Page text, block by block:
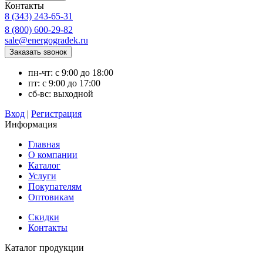
Контакты
8 (343) 243-65-31
8 (800) 600-29-82
sale@energogradek.ru
пн-чт: с 9:00 до 18:00
пт: с 9:00 до 17:00
сб-вс: выходной
Вход | Регистрация
Информация
Главная
О компании
Каталог
Услуги
Покупателям
Оптовикам
Скидки
Контакты
Каталог продукции